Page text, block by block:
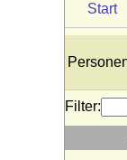
Start
Filter: